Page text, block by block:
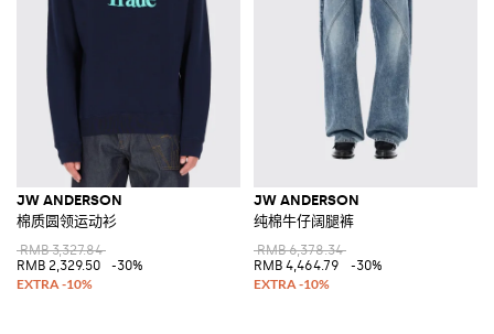
JW ANDERSON
棉质圆领运动衫
RMB 3,327.84
RMB 2,329.50
-30%
JW ANDERSON
纯棉牛仔阔腿裤
RMB 6,378.34
RMB 4,464.79
-30%